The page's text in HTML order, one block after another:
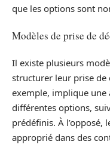
que les options sont
Modèles de prise de
Il existe plusieurs
structurer leur prise de
exemple, implique une
différentes options,
prédéfinis. À l’opposé,
approprié dans des